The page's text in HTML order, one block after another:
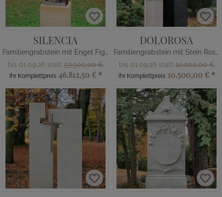
SILENCIA
Familiengrabstein mit Engel Figur
bis 01.09.26 statt 53.500,00 €
Ihr Komplettpreis 46.812,50 € *
DOLOROSA
Familiengrabstein mit Stein Rose & Gravur
bis 01.09.26 statt12.000,00 €
Ihr Komplettpreis 10.500,00 € *